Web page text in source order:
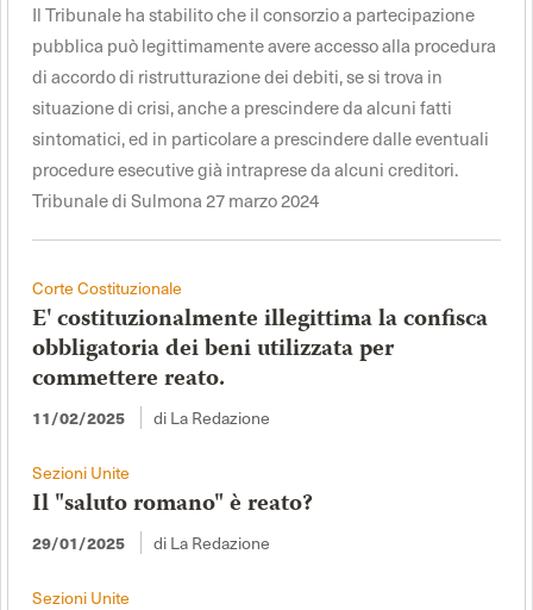
Il Tribunale ha stabilito che il consorzio a partecipazione
pubblica può legittimamente avere accesso alla procedura
di accordo di ristrutturazione dei debiti, se si trova in
situazione di crisi, anche a prescindere da alcuni fatti
sintomatici, ed in particolare a prescindere dalle eventuali
procedure esecutive già intraprese da alcuni creditori.
Tribunale di Sulmona 27 marzo 2024
Corte Costituzionale
E' costituzionalmente illegittima la confisca
obbligatoria dei beni utilizzata per
commettere reato.
11/02/2025 di La Redazione
Sezioni Unite
Il "saluto romano" è reato?
29/01/2025 di La Redazione
Sezioni Unite